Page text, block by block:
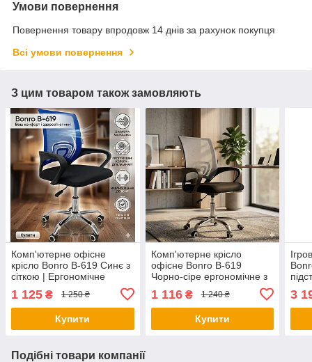
Умови повернення
Повернення товару впродовж 14 днів за рахунок покупця
Всі умови повернення
З цим товаром також замовляють
Комп'ютерне офісне
крісло Bonro B-619 Синє з
сіткою | Ергономічне
школяра та офісу
1 125 ₴ 1 250 ₴
Купити
Комп'ютерне крісло
офісне Bonro B-619
Чорно-сіре ергономічне з
вентильованою спинкою
для дому та роботи
1 116₴ 1 240 ₴
Купити
3
Подібні товари компанії